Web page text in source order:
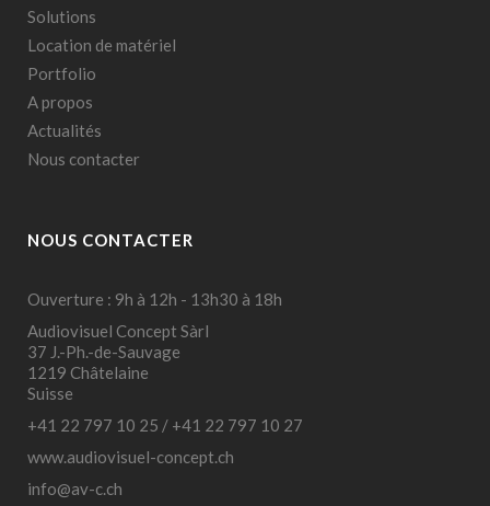
Solutions
Location de matériel
Portfolio
A propos
Actualités
Nous contacter
NOUS CONTACTER
Ouverture : 9h à 12h - 13h30 à 18h
Audiovisuel Concept Sàrl
37 J.-Ph.-de-Sauvage
1219 Châtelaine
Suisse
+41 22 797 10 25 / +41 22 797 10 27
www.audiovisuel-concept.ch
info@av-c.ch